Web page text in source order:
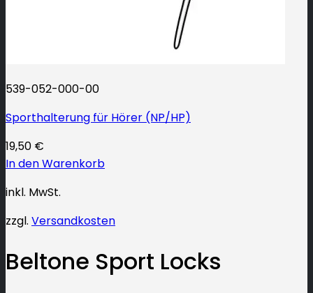
539-052-000-00
Sporthalterung für Hörer (NP/HP)
19,50 €
In den Warenkorb
inkl. MwSt.
zzgl. Versandkosten
Beltone Sport Locks